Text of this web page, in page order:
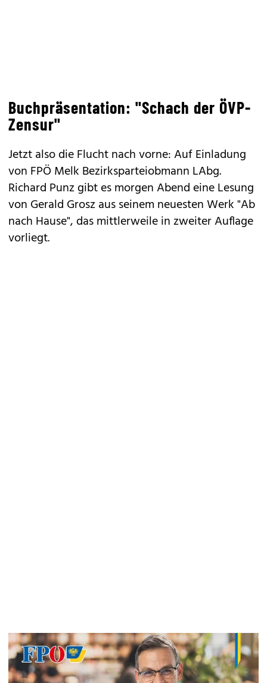
Buchpräsentation: "Schach der ÖVP-
Zensur"
Jetzt also die Flucht nach vorne: Auf Einladung
von FPÖ Melk Bezirksparteiobmann LAbg.
Richard Punz gibt es morgen Abend eine Lesung
von Gerald Grosz aus seinem neuesten Werk "Ab
nach Hause", das mittlerweile in zweiter Auflage
vorliegt.